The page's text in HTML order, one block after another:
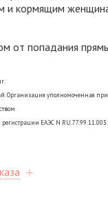
и кормящим
от попадания
Организация уполномоченная
регистрации ЕАЭС N